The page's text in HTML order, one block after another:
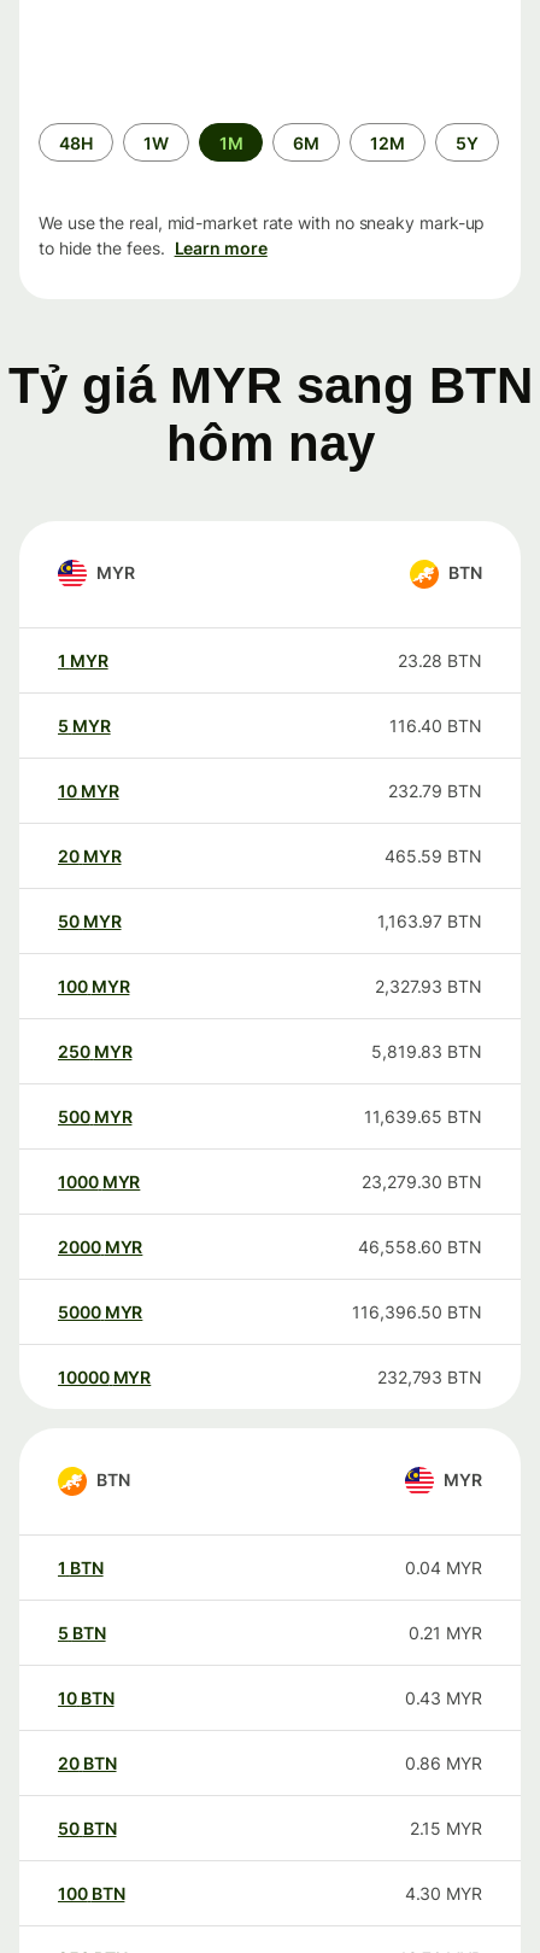
Time
period
48H 1W 1M 6M 12M 5Y
We use the real, mid-market rate with no sneaky mark-up
to hide the fees. Learn more
Tỷ giá MYR sang BTN
hôm nay
MYR BTN
1 MYR 23.28 BTN
5 MYR 116.40 BTN
10 MYR 232.79 BTN
20 MYR 465.59 BTN
50 MYR 1,163.97 BTN
100 MYR 2,327.93 BTN
250 MYR 5,819.83 BTN
500 MYR 11,639.65 BTN
1000 MYR 23,279.30 BTN
2000 MYR 46,558.60 BTN
5000 MYR 116,396.50 BTN
10000 MYR 232,793 BTN
BTN MYR
1 BTN 0.04 MYR
5 BTN 0.21 MYR
10 BTN 0.43 MYR
20 BTN 0.86 MYR
50 BTN 2.15 MYR
100 BTN 4.30 MYR